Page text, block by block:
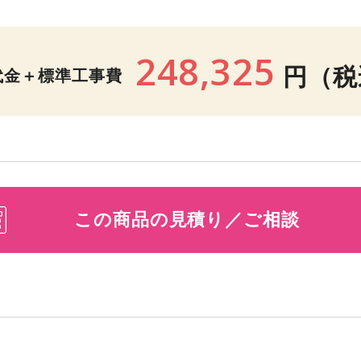
金＋標準工事費 248,325 円 （
この商品の見積り／ご相談